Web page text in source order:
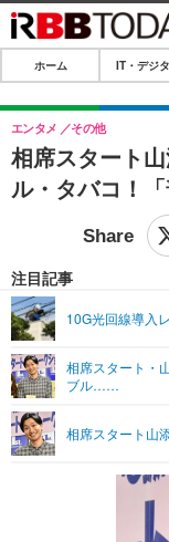
ホーム
IT・デジタル
IT・デジタル
ショッピング
SPEED TEST
エンタメTOP
グラビア
ショッピング
ライフTOP
その他
リリース一覧
プッシュ通知の停止
ホーム IT・デジ
相席スタート
ル・タバコ！
エンタメ その他
注目記事
10G光回線導入
相席スタート・
ブル……
相席スタート山